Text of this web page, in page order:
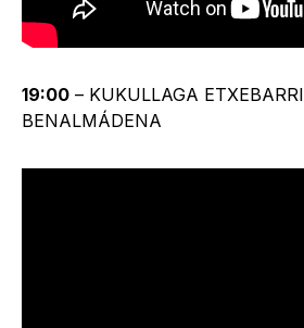
19:00 – KUKULLAGA ETXEBARRI
BENALMÁDENA